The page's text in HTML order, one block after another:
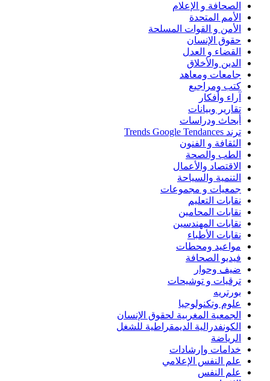
الصحافة و الإعلام
الأمم المتحدة
الأمن و القوات المسلحة
حقوق الإنسان
القضاء و العدل
الدين والأخلاق
جامعات ومعاهد
كتب ومراجيع
آراء وأفكار
تقارير وبيانات
أبحاث ودراسات
ترند Trends Google Tendances
الثقافة و الفنون
الطب والصحة
الاقتصاد والأعمال
التنمية والسياحة
جمعيات و مجموعات
نقابات التعليم
نقابات المحامين
نقابات المهندسين
نقابات الأطباء
مواعيد ومحطات
فيديو الصحافة
ضيف وحوار
ترقيات و توشيحات
بورتريه
علوم وتكنولوجيا
الجمعية المغربية لحقوق الإنسان
الكونفدرالية الديمقراطية للشغل
الرياضة
خدامات وإرشادات
علم النفس الإعلامي
علم النفس